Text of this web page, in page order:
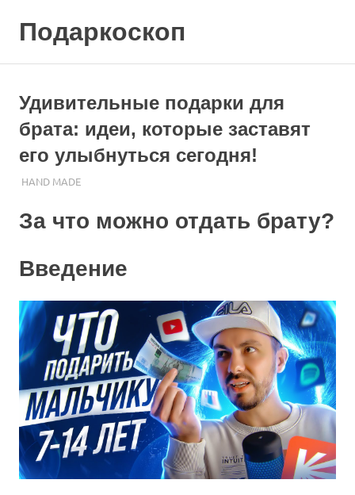
Подаркоскоп
подарить
Удивительные подарки для
брата: идеи, которые заставят
его улыбнуться сегодня!
18.10.2023
ПОДАРЧЕК
HAND MADE
За что можно отдать брату?
Введение